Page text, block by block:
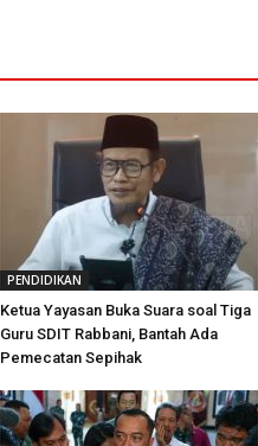
PENDIDIKAN
Ketua Yayasan Buka Suara soal Tiga
Guru SDIT Rabbani, Bantah Ada
Pemecatan Sepihak